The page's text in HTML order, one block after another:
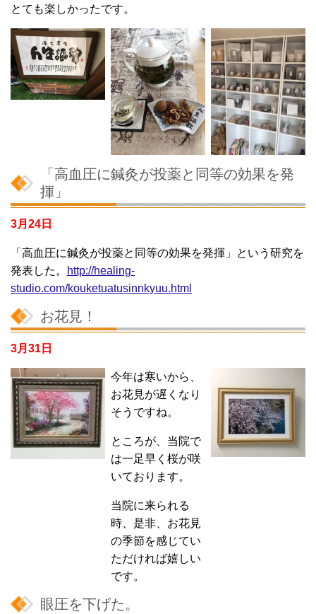
とても楽しかったです。
「高血圧に鍼灸が投薬と同等の効果を発
揮」
3月24日
「高血圧に鍼灸が投薬と同等の効果を発揮」という研究を
発表した。
http://healing-
studio.com/kouketuatusinnkyuu.html
お花見！
3月31日
今年は寒いから、
お花見が遅くなり
そうですね。
ところが、当院で
は一足早く桜が咲
いております。
当院に来られる
時、是非、お花見
の季節を感じてい
ただければ嬉しい
です。
眼圧を下げた。